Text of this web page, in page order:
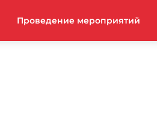
Проведение мероприятий